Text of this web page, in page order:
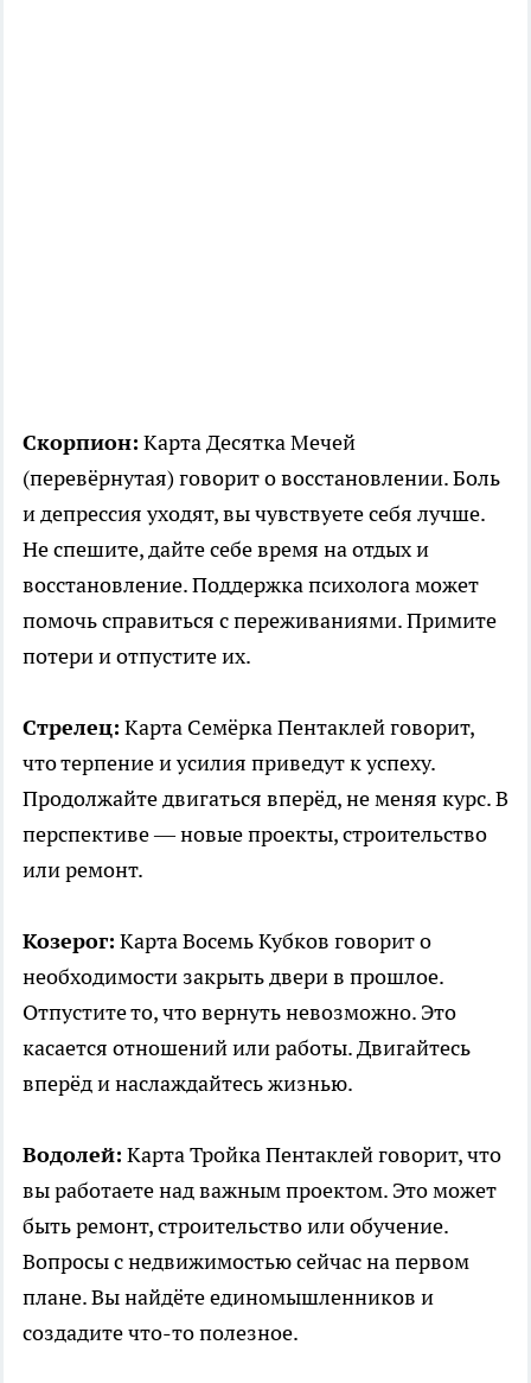
Скорпион: Карта Десятка Мечей
(перевёрнутая) говорит о восстановлении. Боль
и депрессия уходят, вы чувствуете себя лучше.
Не спешите, дайте себе время на отдых и
восстановление. Поддержка психолога может
помочь справиться с переживаниями. Примите
потери и отпустите их.
Стрелец: Карта Семёрка Пентаклей говорит,
что терпение и усилия приведут к успеху.
Продолжайте двигаться вперёд, не меняя курс. В
перспективе — новые проекты, строительство
или ремонт.
Козерог: Карта Восемь Кубков говорит о
необходимости закрыть двери в прошлое.
Отпустите то, что вернуть невозможно. Это
касается отношений или работы. Двигайтесь
вперёд и наслаждайтесь жизнью.
Водолей: Карта Тройка Пентаклей говорит, что
вы работаете над важным проектом. Это может
быть ремонт, строительство или обучение.
Вопросы с недвижимостью сейчас на первом
плане. Вы найдёте единомышленников и
создадите что-то полезное.